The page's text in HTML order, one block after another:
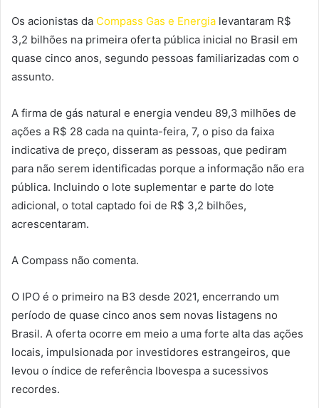
Os acionistas da Compass Gas e Energia levantaram R$
3,2 bilhões na primeira oferta pública inicial no Brasil em
quase cinco anos, segundo pessoas familiarizadas com o
assunto.
A firma de gás natural e energia vendeu 89,3 milhões de
ações a R$ 28 cada na quinta-feira, 7, o piso da faixa
indicativa de preço, disseram as pessoas, que pediram
para não serem identificadas porque a informação não era
pública. Incluindo o lote suplementar e parte do lote
adicional, o total captado foi de R$ 3,2 bilhões,
acrescentaram.
A Compass não comenta.
O IPO é o primeiro na B3 desde 2021, encerrando um
período de quase cinco anos sem novas listagens no
Brasil. A oferta ocorre em meio a uma forte alta das ações
locais, impulsionada por investidores estrangeiros, que
levou o índice de referência Ibovespa a sucessivos
recordes.